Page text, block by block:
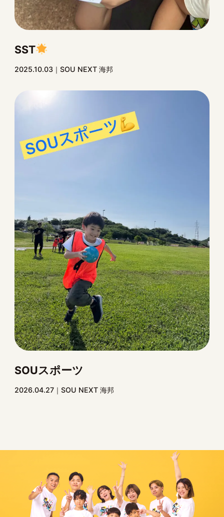
SST
2025.10.03 SOU NEXT 海邦
SOUスポーツ
2026.04.27 SOU NEXT 海邦